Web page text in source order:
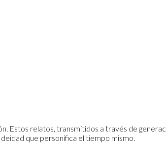
Estos relatos, transmitidos a través de
que personifica el tiempo mismo.